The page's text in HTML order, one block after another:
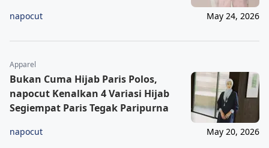
napocut May 24, 2026
Apparel
Bukan Cuma Hijab Paris Polos,
napocut Kenalkan 4 Variasi Hijab
Segiempat Paris Tegak Paripurna
napocut May 20, 2026